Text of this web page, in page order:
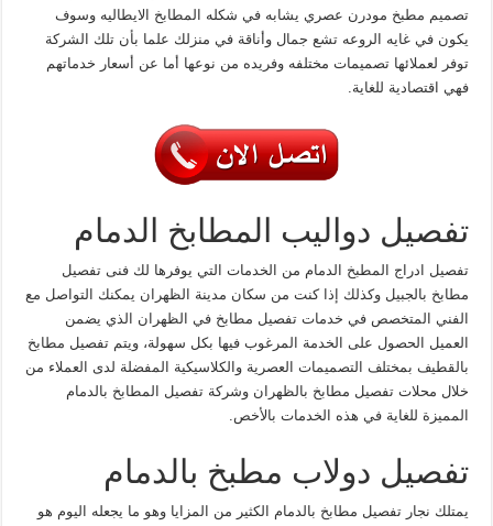
تصميم مطبخ مودرن عصري يشابه في شكله المطابخ الايطاليه وسوف
يكون في غايه الروعه تشع جمال وأناقة في منزلك علما بأن تلك الشركة
توفر لعملائها تصميمات مختلفه وفريده من نوعها أما عن أسعار خدماتهم
فهي اقتصادية للغاية.
تفصيل دواليب المطابخ الدمام
تفصيل ادراج المطبخ الدمام من الخدمات التي يوفرها لك فنى تفصيل
مطابخ بالجبيل وكذلك إذا كنت من سكان مدينة الظهران يمكنك التواصل مع
الفني المتخصص في خدمات تفصيل مطابخ في الظهران الذي يضمن
العميل الحصول على الخدمة المرغوب فيها بكل سهولة، ويتم تفصيل مطابخ
بالقطيف بمختلف التصميمات العصرية والكلاسيكية المفضلة لدى العملاء من
خلال محلات تفصيل مطابخ بالظهران وشركة تفصيل المطابخ بالدمام
المميزة للغاية في هذه الخدمات بالأخص.
تفصيل دولاب مطبخ بالدمام
يمتلك نجار تفصيل مطابخ بالدمام الكثير من المزايا وهو ما يجعله اليوم هو